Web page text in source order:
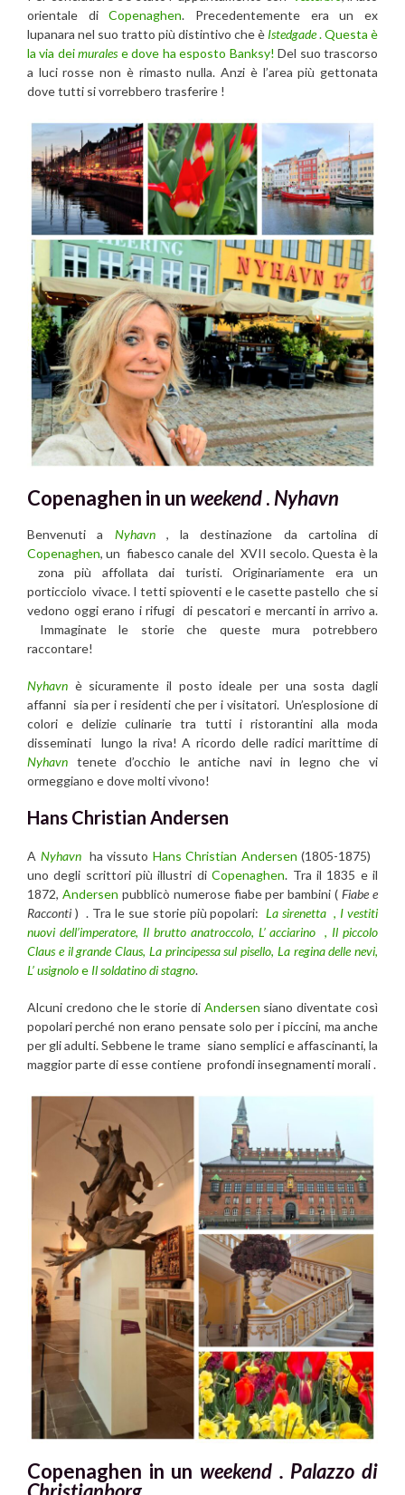
orientale diCopenaghen. Precedentemente era un ex
lupanara nel suo tratto più distintivo che è Istedgade. Questa è
la via deimuralese dove ha esposto Banksy! Del suo trascorso
a luci rosse non è rimasto nulla. Anzi è l’area più gettonata
dove tutti si vorrebbero trasferire !
Copenaghen in un weekend. Nyhavn
Benvenuti a Nyhavn, la destinazione da cartolina di
Copenaghen, un fiabesco canale del XVII secolo. Questa è la
zona più affollata dai turisti. Originariamente era un
porticciolo vivace. I tetti spioventi e le casette pastello che si
vedono oggi erano i rifugi di pescatori e mercanti in arrivo a.
Immaginate le storie che queste mura potrebbero
raccontare!
Nyhavn è sicuramente il posto ideale per una sosta dagli
affanni sia per i residenti che per i visitatori. Un’esplosione di
colori e delizie culinarie tra tutti i ristorantini alla moda
disseminati lungo la riva! A ricordo delle radici marittime di
Nyhavn tenete d’occhio le antiche navi in ​​legno che vi
ormeggiano e dove molti vivono!
Hans Christian Andersen
A Nyhavnha vissuto Hans Christian Andersen (1805-1875)
uno degli scrittori più illustri diCopenaghen. Tra il 1835 e il
1872, Andersen pubblicò numerose fiabe per bambini (Fiabe e
Racconti ) . Tra le sue storie più popolari:La sirenetta , I vestiti
nuovi dell’imperatore, Il brutto anatroccolo, L’ acciarino , Il piccolo
Claus e il grande Claus, La principessa sul pisello, La regina delle nevi,
L’ usignoloe Il soldatino di stagno.
Alcuni credono che le storie di Andersen siano diventate così
popolari perché non erano pensate solo per i piccini, ma anche
per gli adulti. Sebbene le trame siano semplici e affascinanti, la
maggior parte di esse contiene profondi insegnamenti morali .
Copenaghen in un weekend . Palazzo di